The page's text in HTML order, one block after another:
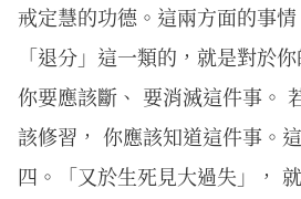
戒定慧的功德。這兩方面的事
「退分」這一類的，就是對於
你要應該斷、 要消滅這件事。
該修習， 你應該知道這件事。
四。「又於生死見大過失」，